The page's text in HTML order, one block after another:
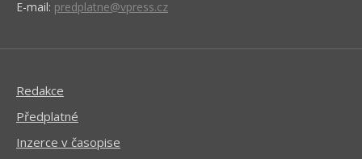
E-mail: predplatne@vpress.cz
Redakce
Předplatné
Inzerce v časopise